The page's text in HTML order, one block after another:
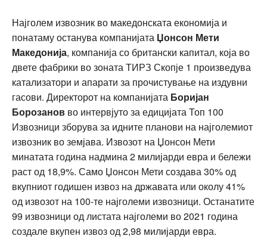
Најголем извозник во македонската економија и
понатаму останува компанијата Џонсон Мети
Македонија, компанија со британски капитал, која во
двете фабрики во зоната ТИРЗ Скопје 1 произведува
катализатори и апарати за прочистување на издувни
гасови. Директорот на компанијата Боријан
Борозанов во интервјуто за едицијата Топ 100
Извозници зборува за идните планови на најголемиот
извозник во земјава. Извозот на Џонсон Мети
минатата година надмина 2 милијарди евра и бележи
раст од 18,9%. Само Џонсон Мети создава 30% од
вкупниот годишен извоз на државата или околу 41%
од извозот на 100-те најголеми извозници. Останатите
99 извозници од листата најголеми во 2021 година
создале вкупен извоз од 2,98 милијарди евра.